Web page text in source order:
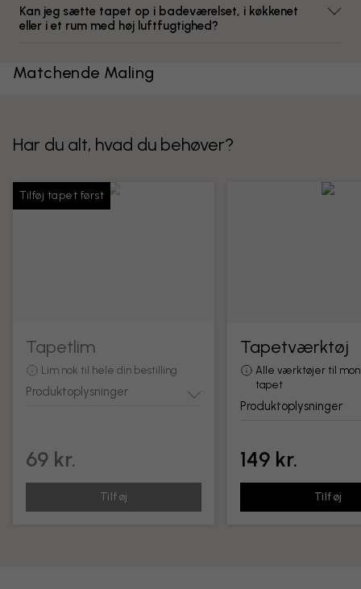
Kan jeg sætte tapet op i badeværelset, i køkkenet
eller i et rum med høj luftfugtighed?
Matchende Maling
Har du alt, hvad du behøver?
Tilføj tapet først
Tapetlim
Lim nok til hele din bestilling
Produktoplysninger
69 kr.
Tilføj
Tapetværktøj
Alle værktøjer til
tapet
Produktoplysninger
149 kr.
Tilføj